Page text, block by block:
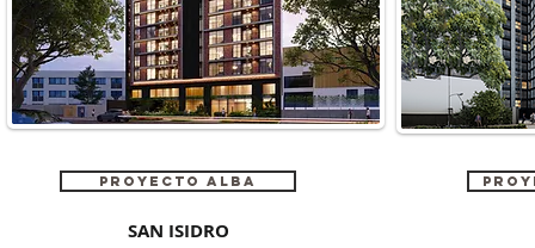
PROYECTO ALBA
SAN ISIDRO